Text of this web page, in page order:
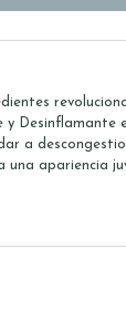
y Desinflamante
a
apariencia